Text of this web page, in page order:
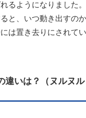
るようになりました
と、いつ動き出すの
は置き去りにされて
違いは？（ヌルヌ